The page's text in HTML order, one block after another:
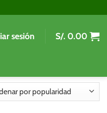
sesión S/. 0.00